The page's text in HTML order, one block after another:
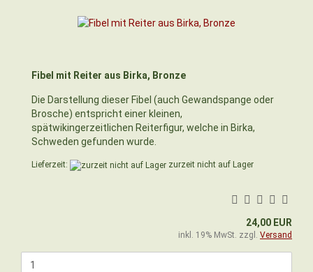
Fibel mit Reiter aus Birka, Bronze
Die Darstellung dieser Fibel (auch Gewandspange oder
Brosche) entspricht einer kleinen,
spätwikingerzeitlichen Reiterfigur, welche in Birka,
Schweden gefunden wurde.
Lieferzeit: zurzeit nicht auf Lager
24,00 EUR
inkl. 19% MwSt. zzgl. Versand